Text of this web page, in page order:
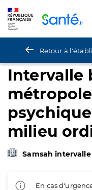
Retour à
Intervalle
milieu
Samsah intervalle
En cas